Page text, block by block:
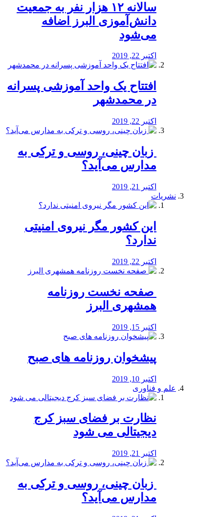
️سالانه ۱۲ هزار نفر به جمعیت
دانش‌آموزی البرز اضافه
می‌شود
اکتبر 22, 2019
افتتاح یک واحد آموزشی پسرانه
در محمدشهر
اکتبر 22, 2019
️ زبان چینی، روسی و ترکی به
مدارس می‌آید؟
اکتبر 21, 2019
نشریات
این کشور مگر نیروی امنیتی
ندارد؟
اکتبر 22, 2019
️ صفحه نخست روزنامه‌
همشهری البرز
اکتبر 15, 2019
پیشخوان روزنامه های صبح
اکتبر 10, 2019
علم و فناوری
نظارت بر فضای سبز کرج
دیجیتالی می شود
اکتبر 21, 2019
️ زبان چینی، روسی و ترکی به
مدارس می‌آید؟